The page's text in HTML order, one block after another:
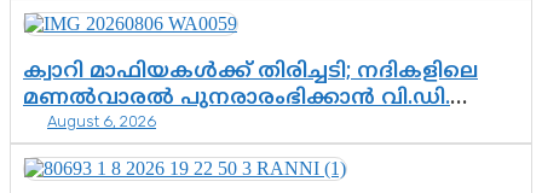
ക്വാറി മാഫിയകൾക്ക് തിരിച്ചടി; നദികളിലെ
മണൽവാരൽ പുനരാരംഭിക്കാൻ വി.ഡി.
സർക്കാർ തീരുമാനം
August 6, 2026